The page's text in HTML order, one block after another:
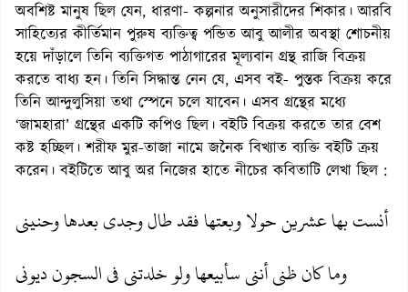
অবশিষ্ট মানুষ ছিল যেন, ধারণা- কল্পনার অনুসারীদের শিকার। আরবি
সাহিত্যের কীর্তিমান পুরুষ ব্যক্তিত্ব পন্ডিত আবু আলীর অবস্থা শোচনীয়
হয়ে দাঁড়ালে তিনি ব্যক্তিগত পাঠাগারের মূল্যবান গ্রন্থ রাজি বিক্রয়
করতে বাধ্য হন। তিনি সিদ্ধান্ত নেন যে, এসব বই- পুস্তক বিক্রয় করে
তিনি আন্দুলুসিয়া তথা স্পেনে চলে যাবেন। এসব গ্রন্থের মধ্যে
‘জামহারা’ গ্রন্থের একটি কপিও ছিল। বইটি বিক্রয় করতে তার বেশ
কষ্ট হচ্ছিল। শরীফ মুর-তাজা নামে জনৈক বিখ্যাত ব্যক্তি বইটি ক্রয়
করেন। বইটিতে আবু অর নিজের হাতে নীচের কবিতাটি লেখা ছিল :
أنست بها عشرين حولا وبعتها فقد طال وجدى بعدها وحنينى
وما كان ظنى أننى سأبيعها ولو خلدتنى فى السجون ديونى